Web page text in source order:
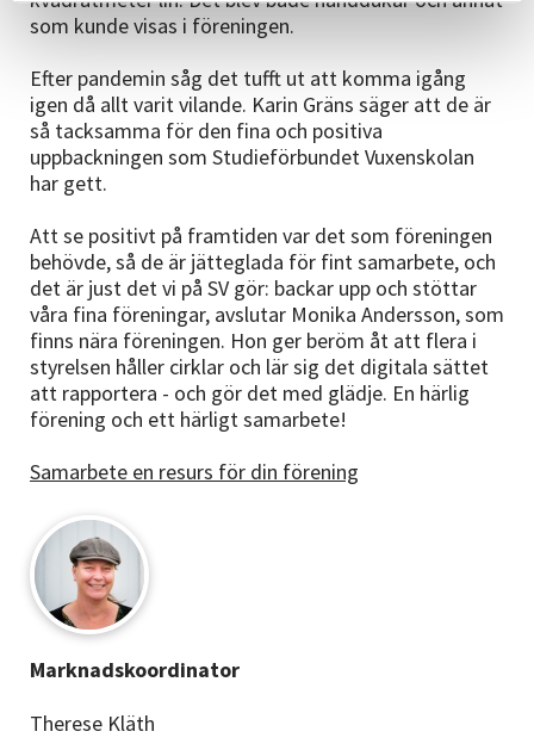
som kunde visas i föreningen.
Efter pandemin såg det tufft ut att komma igång
igen då allt varit vilande. Karin Gräns säger att de är
så tacksamma för den fina och positiva
uppbackningen som Studieförbundet Vuxenskolan
har gett.
Att se positivt på framtiden var det som föreningen
behövde, så de är jätteglada för fint samarbete, och
det är just det vi på SV gör: backar upp och stöttar
våra fina föreningar, avslutar Monika Andersson, som
finns nära föreningen. Hon ger beröm åt att flera i
styrelsen håller cirklar och lär sig det digitala sättet
att rapportera - och gör det med glädje. En härlig
förening och ett härligt samarbete!
Samarbete en resurs för din förening
Marknadskoordinator
Therese Kläth